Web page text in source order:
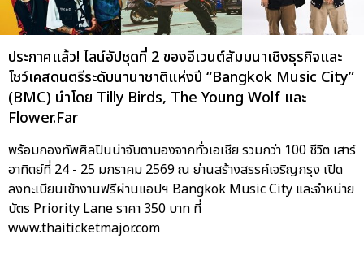
ประกาศแล้ว! ไลน์อัปชุดที่ 2 ของอีเวนต์สัมมนาเชิงธุรกิจและ
โชว์เคสดนตรีระดับนานาชาติแห่งปี “Bangkok Music City”
(BMC) นำโดย Tilly Birds, The Young Wolf และ
Flower.Far
พร้อมกองทัพศิลปินน่าจับตามองจากทั่วเอเชีย รวมกว่า 100 ชีวิต เสาร์
อาทิตย์ที่ 24 - 25 มกราคม 2569 ณ ย่านสร้างสรรค์เจริญกรุง เปิด
ลงทะเบียนเข้างานฟรีผ่านแอปฯ Bangkok Music City และจำหน่าย
บัตร Priority Lane ราคา 350 บาท ที่
www.thaiticketmajor.com